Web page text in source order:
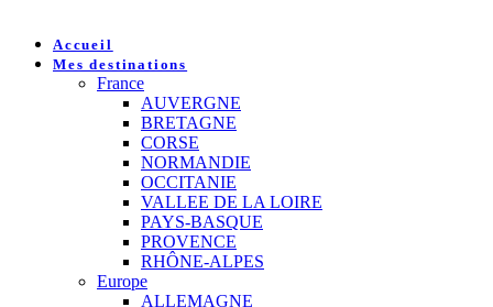
Accueil
Mes destinations
France
AUVERGNE
BRETAGNE
CORSE
NORMANDIE
OCCITANIE
VALLEE DE LA LOIRE
PAYS-BASQUE
PROVENCE
RHÔNE-ALPES
Europe
ALLEMAGNE